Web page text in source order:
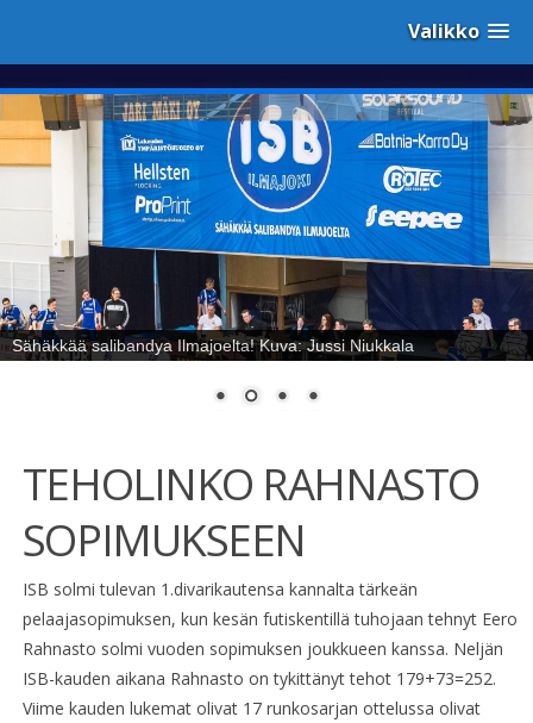
Valikko
Sähäkkää salibandya Ilmajoelta! Kuva: Jussi Niukkala
TEHOLINKO RAHNASTO
SOPIMUKSEEN
ISB solmi tulevan 1.divarikautensa kannalta tärkeän
pelaajasopimuksen, kun kesän futiskentillä tuhojaan tehnyt Eero
Rahnasto solmi vuoden sopimuksen joukkueen kanssa. Neljän
ISB-kauden aikana Rahnasto on tykittänyt tehot 179+73=252.
Viime kauden lukemat olivat 17 runkosarjan ottelussa olivat